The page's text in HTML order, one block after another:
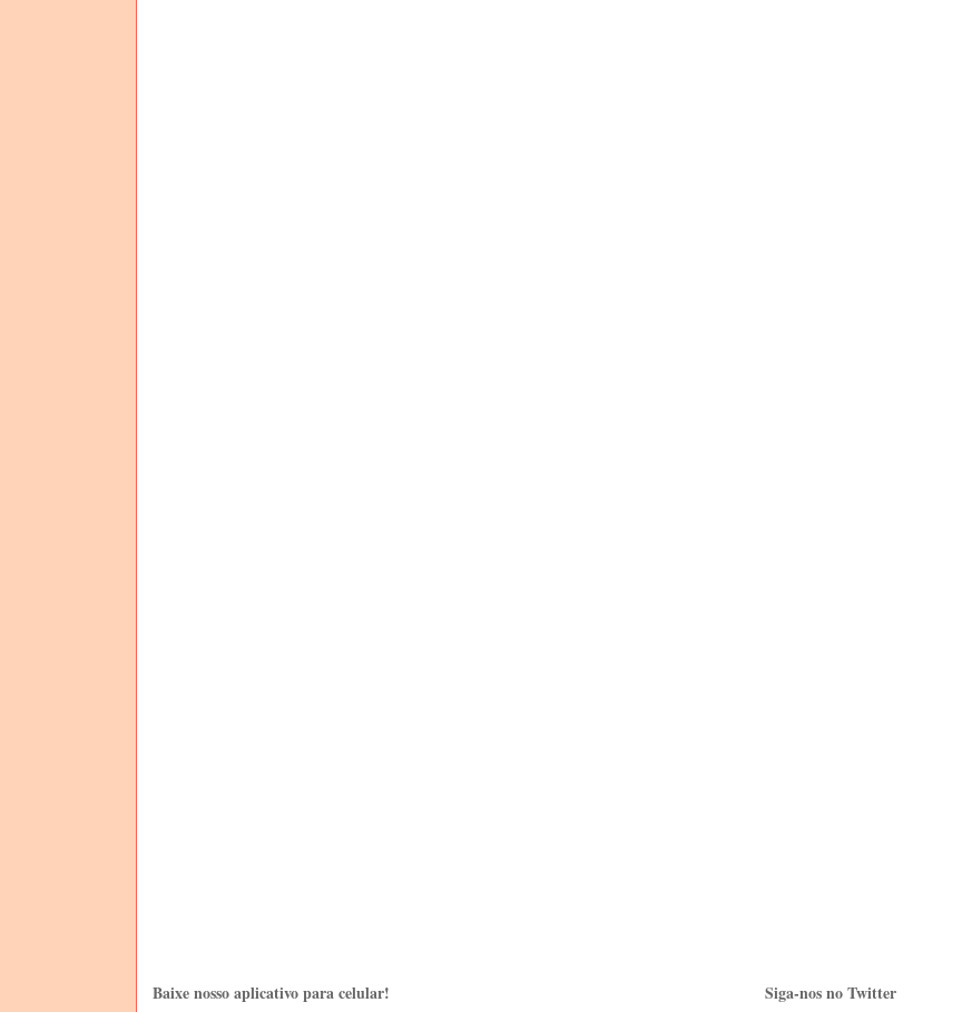
Baixe nosso aplicativo para celular! Siga-nos no Twitter